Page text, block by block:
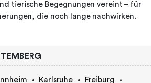
tierische Begegnungen vereint – für
die noch lange nachwirken.
Karlsruhe
Freiburg